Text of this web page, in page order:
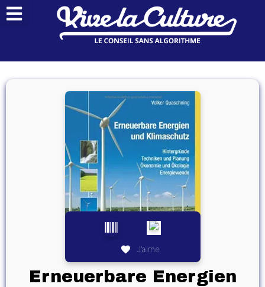
J’aime
Erneuerbare Energien